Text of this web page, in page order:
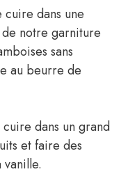
cuire dans une
notre garniture
sans
au beurre de
dans un grand
et faire des
vanille.